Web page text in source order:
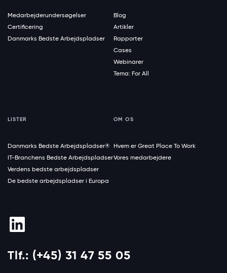
Medarbejderundersøgelser
Certificering
Danmarks Bedste Arbejdspladser
Blog
Artikler
Rapporter
Cases
Webinarer
Tema: For All
LISTER
Danmarks Bedste Arbejdspladser®
IT-Branchens Bedste Arbejdspladser
Verdens bedste arbejdspladser
De bedste arbejdspladser i Europa
OM OS
Hvem er Great Place To Work
Vores medarbejdere
Tlf.: (+45) 31 47 55 05